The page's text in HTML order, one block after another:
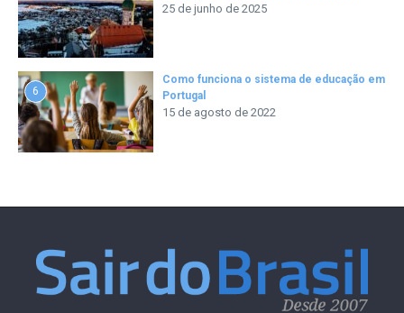
25 de junho de 2025
6
Como funciona o sistema de educação em
Portugal
15 de agosto de 2022